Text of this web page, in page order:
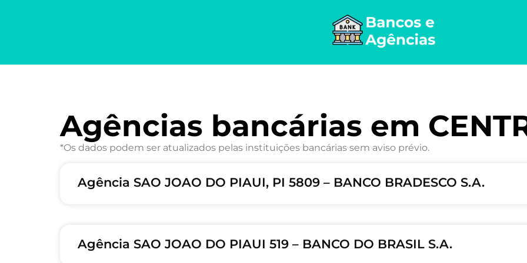
Agências bancárias em
*Os dados podem ser atualizados pelas instituições bancárias sem aviso prévio.
Agência SAO JOAO DO PIAUI, PI 5809 – BANCO BRADESCO S.A.
Agência SAO JOAO DO PIAUI 519 – BANCO DO BRASIL S.A.